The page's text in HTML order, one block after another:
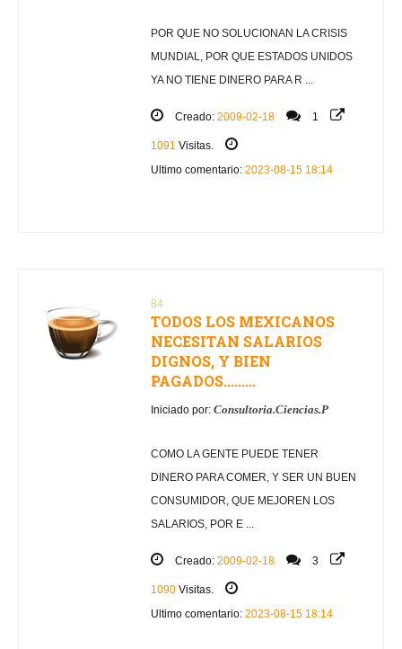
POR QUE NO SOLUCIONAN LA CRISIS
MUNDIAL, POR QUE ESTADOS UNIDOS
YA NO TIENE DINERO PARA R ...
Creado: 2009-02-18 1
1091 Visitas.
Ultimo comentario: 2023-08-15 18:14
84
TODOS LOS MEXICANOS
NECESITAN SALARIOS
DIGNOS, Y BIEN
PAGADOS.........
Iniciado por: Consultoria.Ciencias.P
COMO LA GENTE PUEDE TENER
DINERO PARA COMER, Y SER UN BUEN
CONSUMIDOR, QUE MEJOREN LOS
SALARIOS, POR E ...
Creado: 2009-02-18 3
1090 Visitas.
Ultimo comentario: 2023-08-15 18:14